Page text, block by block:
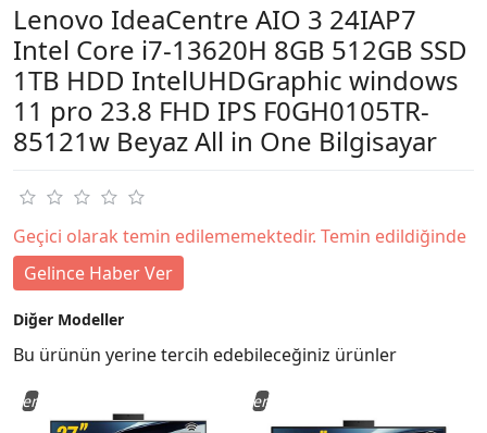
Lenovo IdeaCentre AIO 3 24IAP7
Intel Core i7-13620H 8GB 512GB SSD
1TB HDD IntelUHDGraphic windows
11 pro 23.8 FHD IPS F0GH0105TR-
85121w Beyaz All in One Bilgisayar
Geçici olarak temin edilememektedir. Temin edildiğinde
Gelince Haber Ver
Diğer Modeller
Bu ürünün yerine tercih edebileceğiniz ürünler
Yeni Yeni